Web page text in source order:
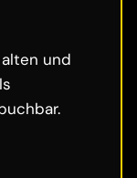
und